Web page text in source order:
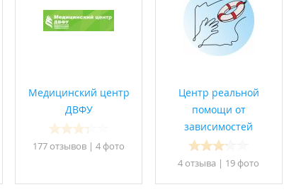
Медицинский центр
ДВФУ
177 отзывов | 4 фото
Центр реальной
помощи от
зависимостей
4 отзывa | 19 фото